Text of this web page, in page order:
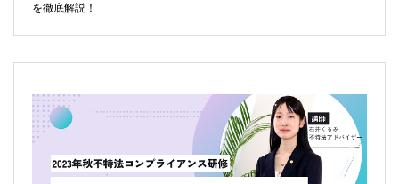
を徹底解説！